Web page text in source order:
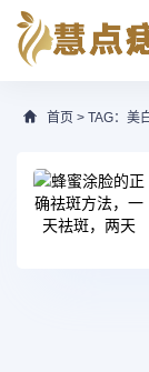
首页 > TAG：美